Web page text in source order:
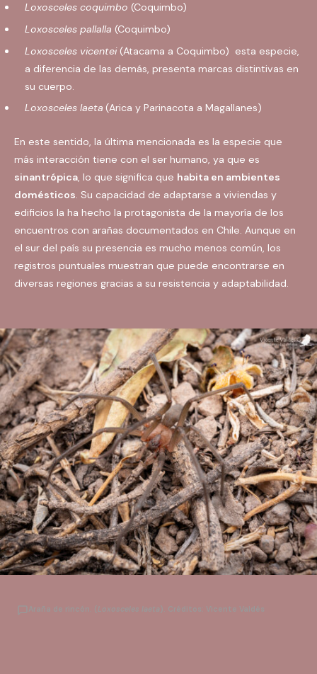
Loxosceles coquimbo (Coquimbo)
Loxosceles pallalla (Coquimbo)
Loxosceles vicentei (Atacama a Coquimbo) esta especie,
a diferencia de las demás, presenta marcas distintivas en
su cuerpo.
Loxosceles laeta (Arica y Parinacota a Magallanes)
En este sentido, la última mencionada es la especie que
más interacción tiene con el ser humano, ya que es
sinantrópica, lo que significa que habita en ambientes
domésticos. Su capacidad de adaptarse a viviendas y
edificios la ha hecho la protagonista de la mayoría de los
encuentros con arañas documentados en Chile. Aunque en
el sur del país su presencia es mucho menos común, los
registros puntuales muestran que puede encontrarse en
diversas regiones gracias a su resistencia y adaptabilidad.